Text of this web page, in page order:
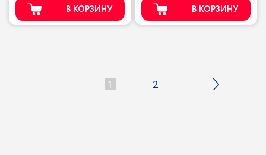
В КОРЗИНУ В КОРЗИНУ
1 2